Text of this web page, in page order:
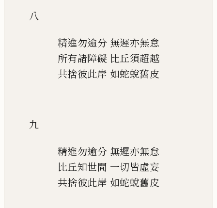
八
精進勿逾分 無遲亦無怠
所有諸障礙 比丘須超越
共捨彼此岸 如蛇蛻舊皮
九
精進勿逾分 無遲亦無怠
比丘知世間 一切皆虛妄
共捨彼此岸 如蛇蛻舊皮